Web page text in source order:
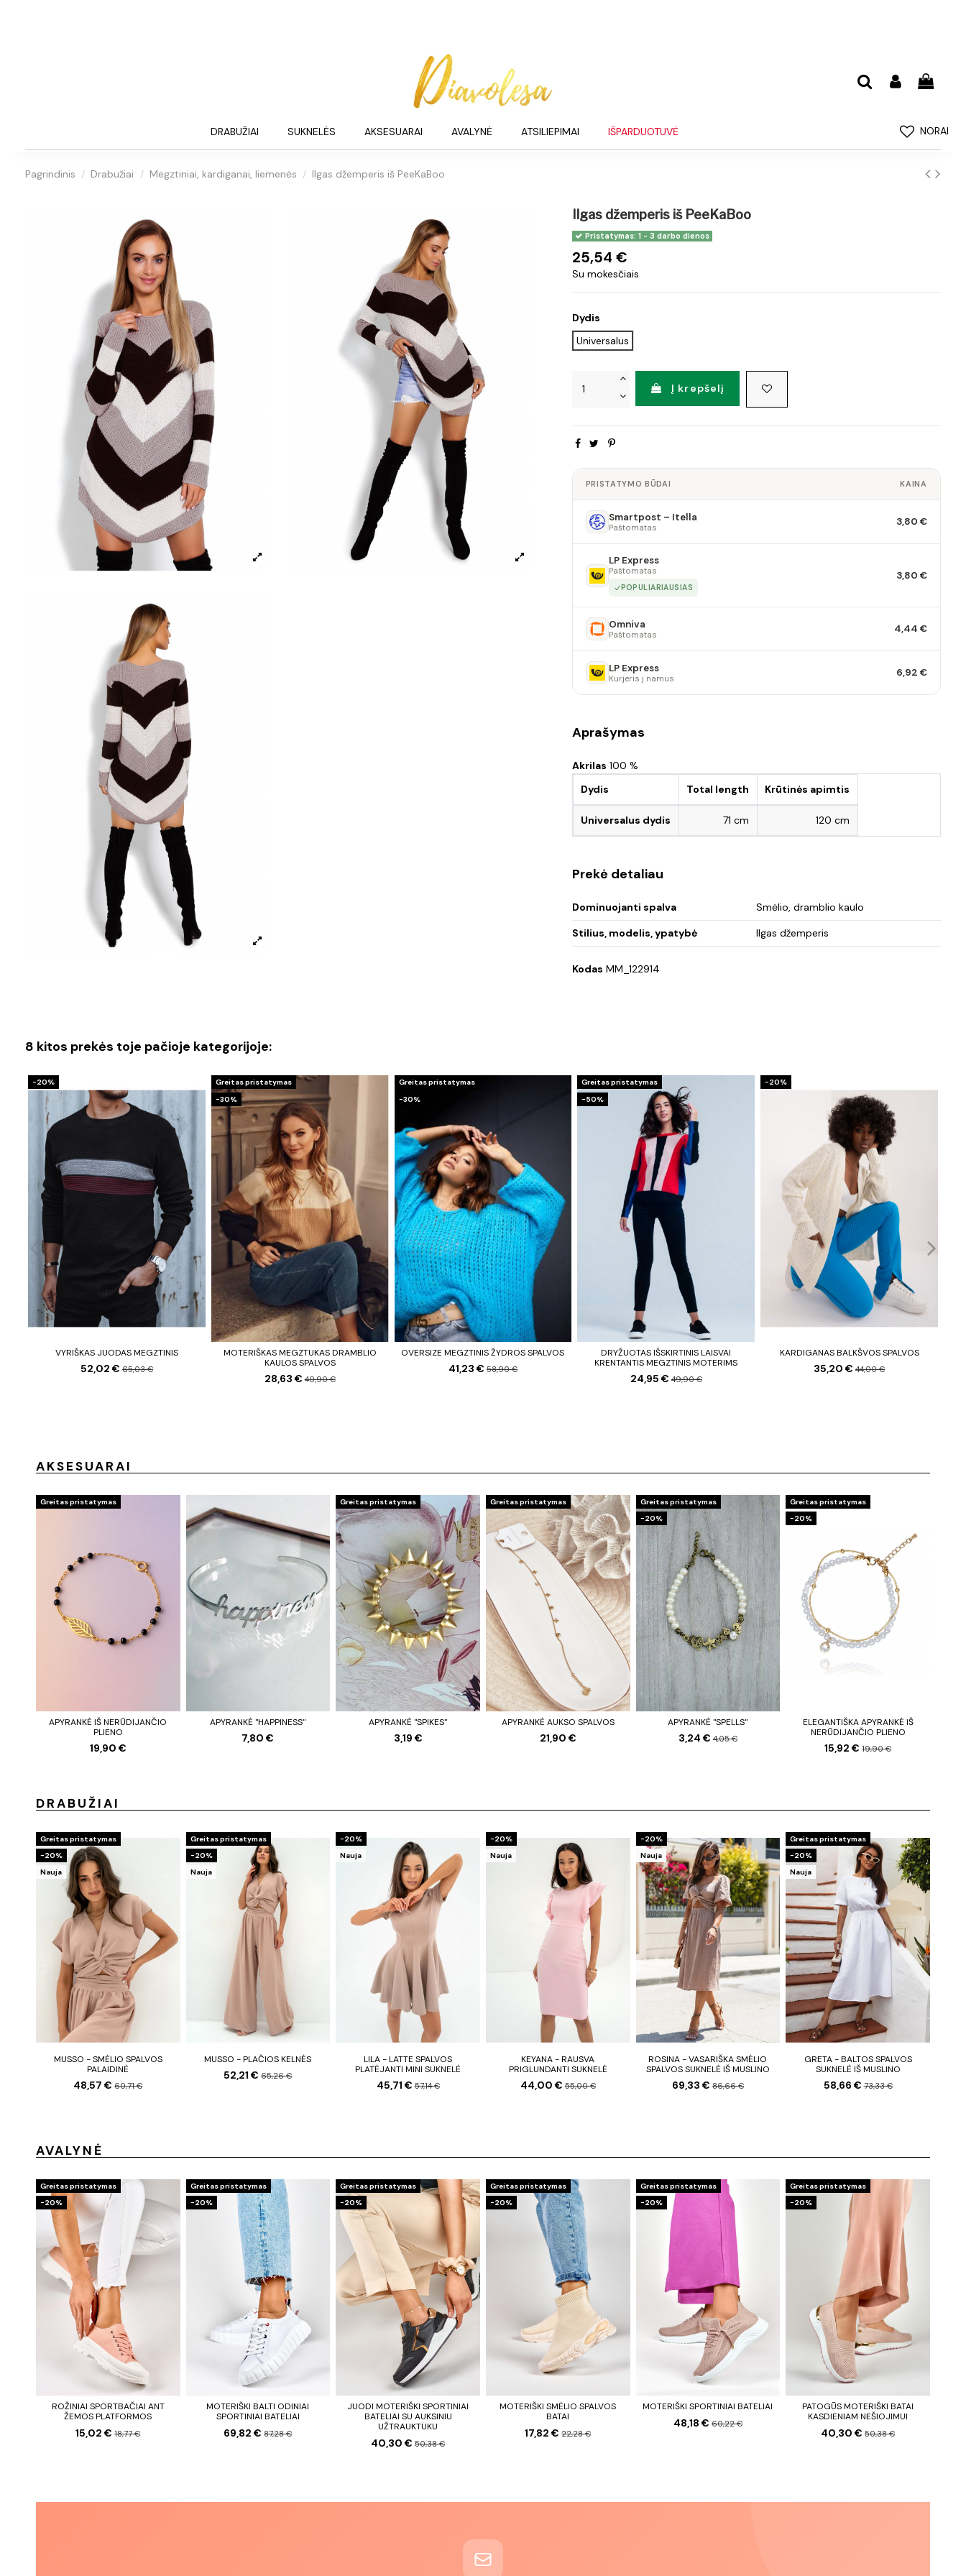
DRABUŽIAI SUKNELĖS AKSESUARAI AVALYNĖ ATSILIEPIMAI IŠPARDUOTUVĖ NORAI
Pagrindinis Drabužiai Megztiniai, kardiganai, liemenės Ilgas džemperis iš PeeKaBoo
Ilgas džemperis iš PeeKaBoo
Pristatymas: 1 - 3 darbo dienos
25,54 €
Su mokesčiais
Dydis
Universalus
Į krepšelį
PRISTATYMO BŪDAI KAINA
Smartpost – Itella
Paštomatas 3,80 €
LP Express
Paštomatas
POPULIARIAUSIAS
3,80 €
Omniva
Paštomatas 4,44 €
LP Express
Kurjeris į namus 6,92 €
Aprašymas
Akrilas 100 %
Dydis
Total length Krūtinės apimtis
Universalus dydis 71 cm 120 cm
Prekė detaliau
Dominuojanti spalva
Smėlio, dramblio kaulo
Stilius, modelis, ypatybė
Ilgas džemperis
Kodas MM_122914
8 kitos prekės toje pačioje kategorijoje:
−20%
VYRIŠKAS JUODAS MEGZTINIS
52,02 € 65,03 €
Greitas pristatymas
−30%
MOTERIŠKAS MEGZTUKAS DRAMBLIO
KAULOS SPALVOS
28,63 €40,90 €
Greitas pristatymas
−30%
OVERSIZE MEGZTINIS ŽYDROS SPALVOS
41,23 € 58,90 €
Greitas pristatymas
−50%
DRYŽUOTAS IŠSKIRTINIS LAISVAI
KRENTANTIS MEGZTINIS MOTERIMS
24,95 €49,90 €
−20%
KARDIGANAS BALKŠVOS SPALVOS
35,20 €44,00 €
AKSESUARAI
Greitas pristatymas
APYRANKĖ IŠ NERŪDIJANČIO
PLIENO
19,90 €
APYRANKĖ "HAPPINESS"
7,80 €
Greitas pristatymas
APYRANKĖ "SPIKES"
3,19 €
Greitas pristatymas
APYRANKĖ AUKSO SPALVOS
21,90 €
Greitas pristatymas
−20%
APYRANKĖ "SPELLS"
3,24 € 4,05 €
Greitas pristatymas
−20%
ELEGANTIŠKA APYRANKĖ IŠ
NERŪDIJANČIO PLIENO
15,92 €19,90 €
DRABUŽIAI
Greitas pristatymas
−20%
Nauja
MUSSO - SMĖLIO SPALVOS
PALAIDINĖ
48,57 €60,71 €
Greitas pristatymas
−20%
Nauja
MUSSO - PLAČIOS KELNĖS
52,21 €65,26 €
−20%
Nauja
LILA - LATTE SPALVOS
PLATĖJANTI MINI SUKNELĖ
45,71 €57,14 €
−20%
Nauja
KEYANA - RAUSVA
PRIGLUNDANTI SUKNELĖ
44,00 €55,00 €
−20%
Nauja
ROSINA - VASARIŠKA SMĖLIO
SPALVOS SUKNELĖ IŠ MUSLINO
69,33 € 86,66 €
Greitas pristatymas
−20%
Nauja
GRETA - BALTOS SPALVOS
SUKNELĖ IŠ MUSLINO
58,66 €73,33 €
AVALYNĖ
Greitas pristatymas
−20%
ROŽINIAI SPORTBAČIAI ANT
ŽEMOS PLATFORMOS
15,02 €18,77 €
Greitas pristatymas
−20%
MOTERIŠKI BALTI ODINIAI
SPORTINIAI BATELIAI
69,82 €87,28 €
Greitas pristatymas
−20%
JUODI MOTERIŠKI SPORTINIAI
BATELIAI SU AUKSINIU
UŽTRAUKTUKU
40,30 €50,38 €
Greitas pristatymas
−20%
MOTERIŠKI SMĖLIO SPALVOS
BATAI
17,82 €22,28 €
Greitas pristatymas
−20%
MOTERIŠKI SPORTINIAI BATELIAI
48,18 € 60,22 €
Greitas pristatymas
−20%
PATOGŪS MOTERIŠKI BATAI
KASDIENIAM NEŠIOJIMUI
40,30 €50,38 €